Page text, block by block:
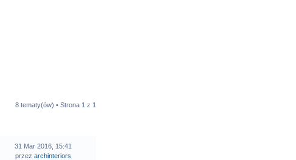
8 tematy(ów) • Strona 1 z 1
31 Mar 2016, 15:41
przez archinteriors